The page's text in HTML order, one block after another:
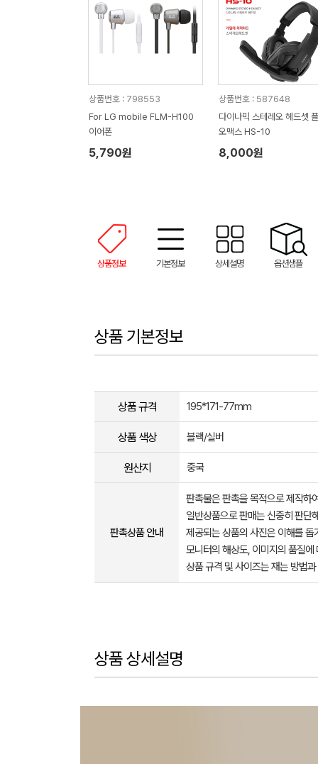
상품번호 : 798553
For LG mobile FLM-H100
이어폰
5,790원
상품번호 : 587648
다이나믹 스테레오 헤드셋
오맥스 HS-10
8,000원
상품정보 기본정보 상세설명 옵션샘플
상품 기본정보
상품 규격 195*171-77mm
상품 색상 블랙/실버
원산지 중국
판촉상품 안내
판촉물은 판촉을 목적으로 제작하
일반상품으로 판매는 신중히 판단
제공되는 상품의 사진은 이해를
모니터의 해상도, 이미지의 품질
상품 규격 및 사이즈는 재는 방법
상품 상세설명